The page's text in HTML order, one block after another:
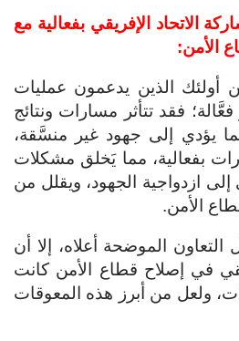
الاتحاد الإفريقي بفعالية مع
الأمن:
أولئك الذين يدعمون عمليات
فقد تتأثر مسارات ونتائج
يؤدي إلى جهود غير منسَّقة،
بفعالية، مما يَخلق مشكلات
إلى ازدواجية الجهود، ويقلل من
الأمن.
الموضحة أعلاه، إلا أن
في إصلاح قطاع الأمن كانت
ولعل من أبرز هذه المعوقات